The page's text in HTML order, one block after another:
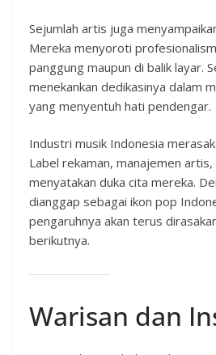
Sejumlah artis juga
Mereka menyoroti
panggung maupun di balik layar.
menekankan dedikasinya dalam
yang menyentuh hati pendengar.
Industri musik Indonesia
Label rekaman, manajemen
menyatakan duka cita mereka.
dianggap sebagai ikon pop
pengaruhnya akan terus
berikutnya.
Warisan dan